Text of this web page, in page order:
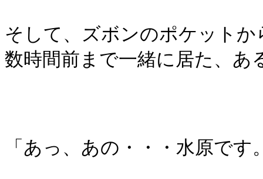
そして、ズボンのポケット
数時間前まで一緒に居た、あ
「あっ、あの・・・水原です